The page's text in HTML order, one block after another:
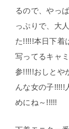
るので、やっ
っぷりで、大
た!!!!!本日下着
写ってるキャ
参!!!!!おしとや
んな女の子!!!!!
めにね～!!!!!